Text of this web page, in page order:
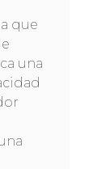
que
una